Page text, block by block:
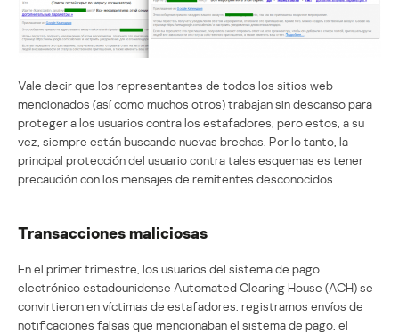
Vale decir que los representantes de todos los sitios web
mencionados (así como muchos otros) trabajan sin descanso para
proteger a los usuarios contra los estafadores, pero estos, a su
vez, siempre están buscando nuevas brechas. Por lo tanto, la
principal protección del usuario contra tales esquemas es tener
precaución con los mensajes de remitentes desconocidos.
Transacciones maliciosas
En el primer trimestre, los usuarios del sistema de pago
electrónico estadounidense Automated Clearing House (ACH) se
convirtieron en víctimas de estafadores: registramos envíos de
notificaciones falsas que mencionaban el sistema de pago, el